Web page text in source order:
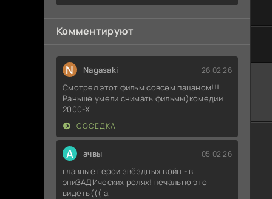
Комментируют
N Nagasaki 26.02.26
Смотрел этот фильм совсем пацаном!!!
Раньше умели снимать фильмы)комедии
2000-X
СОСЕДКА
А ачвы 05.02.26
главные герои звёздных войн - в
эпиЗАДИческих ролях! печально это
видеть((( а,